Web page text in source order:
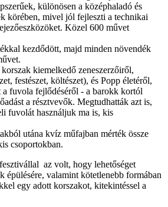
különösen a középhaladó és
körében, mivel jól fejleszti a technikai
Közel 600 művet
kezdődött, majd minden növendék
kiemelkedő zeneszerzőiről,
festészet, költészet), és Popp életéről,
a fuvola fejlődéséről - a barokk kortól
a résztvevők. Megtudhatták azt is,
fuvolát használjuk ma is, kis
utána kvíz műfajban mérték össze
csoportokban.
az volt, hogy lehetőséget
épülésére, valamint kötetlenebb formában
egy adott korszakot, kitekintéssel a